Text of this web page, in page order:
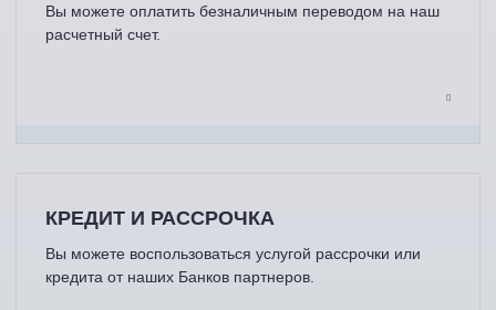
Вы можете оплатить безналичным переводом на наш
расчетный счет.
КРЕДИТ И РАССРОЧКА
Вы можете воспользоваться услугой рассрочки или
кредита от наших Банков партнеров.